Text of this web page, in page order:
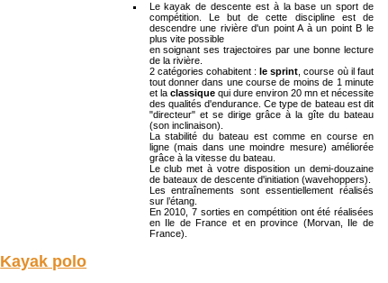
Le kayak de descente est à la base un sport de
compétition. Le but de cette discipline est de
descendre une rivière d'un point A à un point B le
plus vite possible
en soignant ses trajectoires par une bonne lecture
de la rivière.
2 catégories cohabitent : le sprint, course où il faut
tout donner dans une course de moins de 1 minute
et la classiquequi dure environ 20 mn et nécessite
des qualités d'endurance. Ce type de bateau est dit
"directeur" et se dirige grâce à la gîte du bateau
(son inclinaison).
La stabilité du bateau est comme en course en
ligne (mais dans une moindre mesure) améliorée
grâce à la vitesse du bateau.
Le club met à votre disposition un demi-douzaine
de bateaux de descente d'initiation (wavehoppers).
Les entraînements sont essentiellement réalisés
sur l’étang.
En 2010, 7 sorties en compétition ont été réalisées
en Ile de France et en province (Morvan, Ile de
France).
Kayak polo